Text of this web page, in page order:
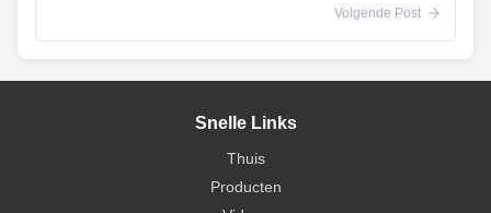
Volgende Post
Snelle Links
Thuis
Producten